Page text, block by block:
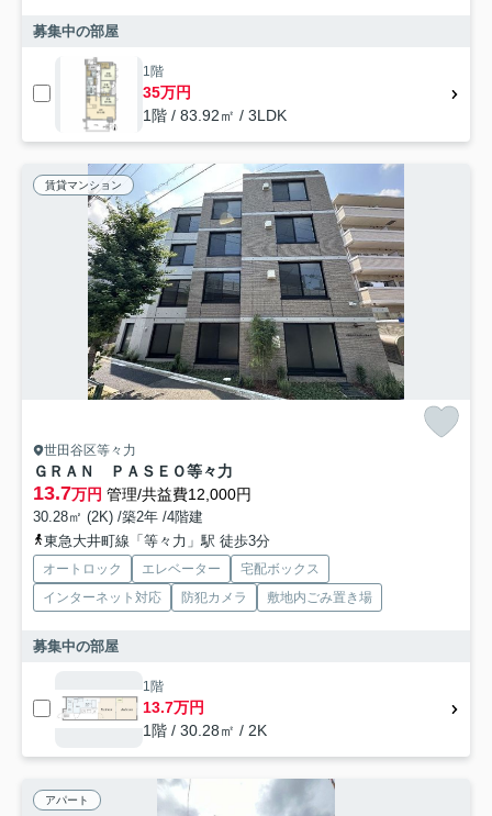
募集中の部屋
1階
35万円
1階 / 83.92㎡ / 3LDK
賃貸マンション
世田谷区等々力
ＧＲＡＮ ＰＡＳＥＯ等々力
13.7万円 管理/共益費12,000円
30.28㎡ (2K) /築2年 /4階建
東急大井町線「等々力」駅 徒歩3分
オートロック エレベーター
宅配ボックス
インターネット対応
防犯カメラ 敷地内ごみ置き場
募集中の部屋
1階
13.7万円
1階 / 30.28㎡ / 2K
アパート